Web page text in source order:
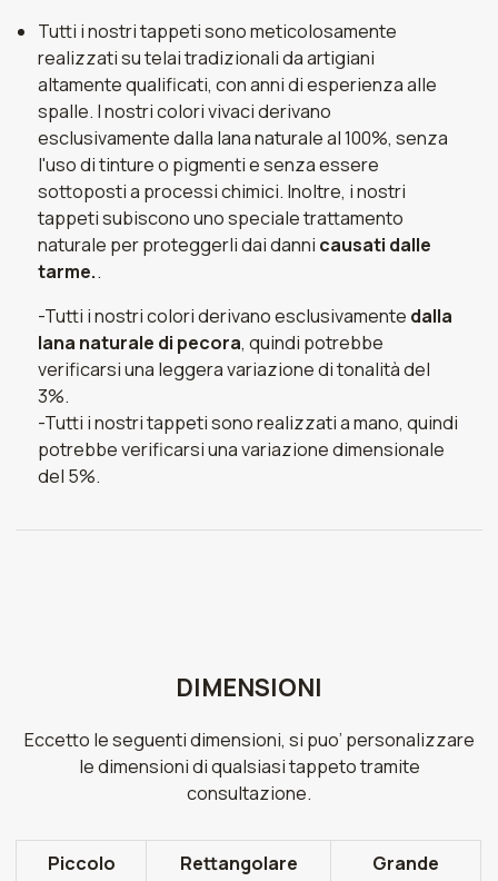
Tutti i nostri tappeti sono meticolosamente
realizzati su telai tradizionali da artigiani
altamente qualificati, con anni di esperienza alle
spalle. I nostri colori vivaci derivano
esclusivamente dalla lana naturale al 100%, senza
l'uso di tinture o pigmenti e senza essere
sottoposti a processi chimici. Inoltre, i nostri
tappeti subiscono uno speciale trattamento
naturale per proteggerli dai danni causati dalle
tarme..
-Tutti i nostri colori derivano esclusivamente dalla
lana naturale di pecora, quindi potrebbe
verificarsi una leggera variazione di tonalità del
3%.
-Tutti i nostri tappeti sono realizzati a mano, quindi
potrebbe verificarsi una variazione dimensionale
del 5%.
DIMENSIONI
Eccetto le seguenti dimensioni, si puo’ personalizzare
le dimensioni di qualsiasi tappeto tramite
consultazione.
Piccolo Rettangolare Grande